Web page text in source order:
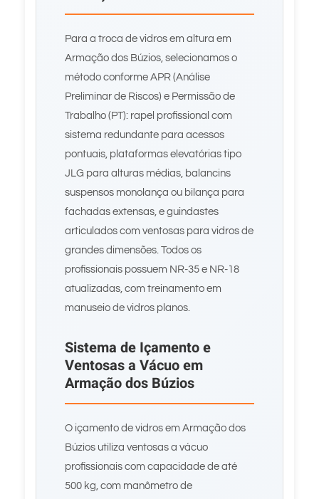
Para a troca de vidros em altura em
Armação dos Búzios, selecionamos o
método conforme APR (Análise
Preliminar de Riscos) e Permissão de
Trabalho (PT): rapel profissional com
sistema redundante para acessos
pontuais, plataformas elevatórias tipo
JLG para alturas médias, balancins
suspensos monolança ou bilança para
fachadas extensas, e guindastes
articulados com ventosas para vidros de
grandes dimensões. Todos os
profissionais possuem NR-35 e NR-18
atualizadas, com treinamento em
manuseio de vidros planos.
Sistema de Içamento e
Ventosas a Vácuo em
Armação dos Búzios
O içamento de vidros em Armação dos
Búzios utiliza ventosas a vácuo
profissionais com capacidade de até
500 kg, com manômetro de